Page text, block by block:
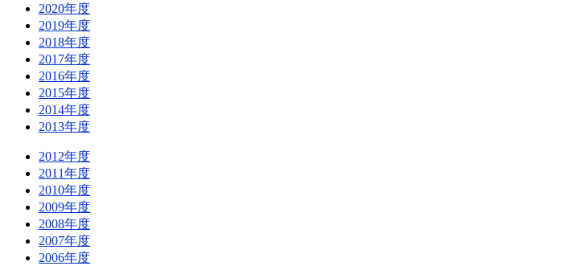
2020年度
2019年度
2018年度
2017年度
2016年度
2015年度
2014年度
2013年度
2012年度
2011年度
2010年度
2009年度
2008年度
2007年度
2006年度